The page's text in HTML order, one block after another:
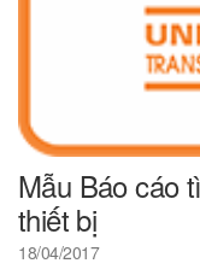
Mẫu Báo cáo
thiết bị
18/04/2017